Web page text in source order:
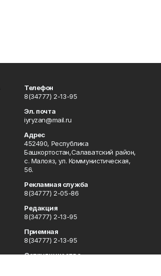
Телефон
8(34777) 2-13-95
Эл. почта
iyryzan@mail.ru
Адрес
452490, Республика
Башкортостан,Салаватский район,
с. Малояз, ул. Коммунистическая,
56.
Рекламная служба
8(34777) 2-05-86
Редакция
8(34777) 2-13-95
Приемная
8(34777) 2-13-95
Сотрудничество